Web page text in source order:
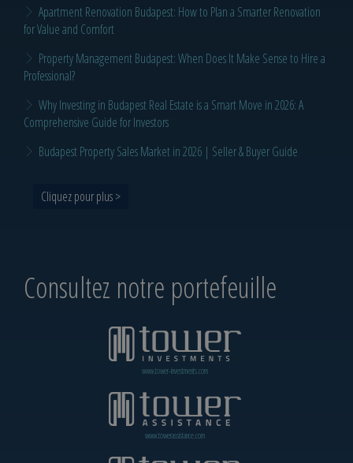
Apartment Renovation Budapest: How to Plan a Smarter Renovation
for Value and Comfort
Property Management Budapest: When Does It Make Sense to Hire a
Professional?
Why Investing in Budapest Real Estate is a Smart Move in 2026: A
Comprehensive Guide for Investors
Budapest Property Sales Market in 2026 | Seller & Buyer Guide
Cliquez pour plus >
Consultez notre portefeuille
www.tower-investments.com
www.towerassistance.com